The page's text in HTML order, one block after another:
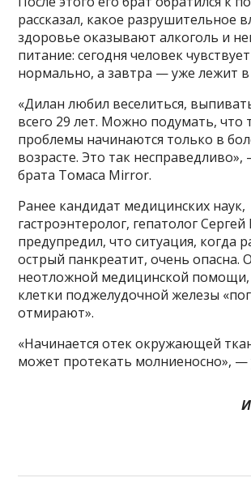
рассказал, какое разрушительное
здоровье оказывают алкоголь и
питание: сегодня человек чувствует
нормально, а завтра — уже лежит
«Дилан любил веселиться,
всего 29 лет. Можно подумать, что
проблемы начинаются только в
возрасте. Это так
брата Томаса Mirror.
Ранее кандидат медицинских наук,
гастроэнтеролог, гепатолог Сергей
предупредил, что ситуация, когда
острый панкреатит, очень опасна.
неотложной медицинской помощи,
клетки поджелудочной железы
отмирают».
«Начинается отек окружающей
может протекать молниеносно», —